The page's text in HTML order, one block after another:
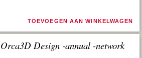
TOEVOEGEN AAN WINKELWAGEN
Orca3D Design -annual -network